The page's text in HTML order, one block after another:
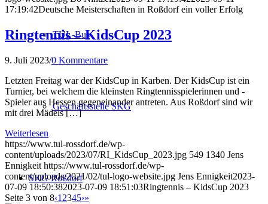
TUL-Bus
Geschäftsstelle SKG
SKG Roßdorf
17:19:42Deutsche Meisterschaften in Roßdorf ein voller Erfolg
Ringtennis – KidsCup 2023
9. Juli 2023/0 Kommentare
Letzten Freitag war der KidsCup in Karben. Der KidsCup ist ein
Turnier, bei welchem die kleinsten Ringtennisspielerinnen und -
Spieler aus Hessen gegeneinander antreten. Aus Roßdorf sind wir
mit drei Mädels […]
Weiterlesen
https://www.tul-rossdorf.de/wp-
content/uploads/2023/07/RI_KidsCup_2023.jpg 549 1340 Jens
Ennigkeit https://www.tul-rossdorf.de/wp-
content/uploads/2021/02/tul-logo-website.jpg Jens Ennigkeit2023-
07-09 18:50:382023-07-09 18:51:03Ringtennis – KidsCup 2023
Seite 3 von 8‹1 2345›»